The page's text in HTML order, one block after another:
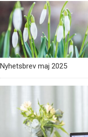
Nyhetsbrev maj 2025